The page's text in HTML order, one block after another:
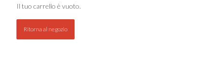
Il tuo carrello è vuoto.
Ritorna al negozio